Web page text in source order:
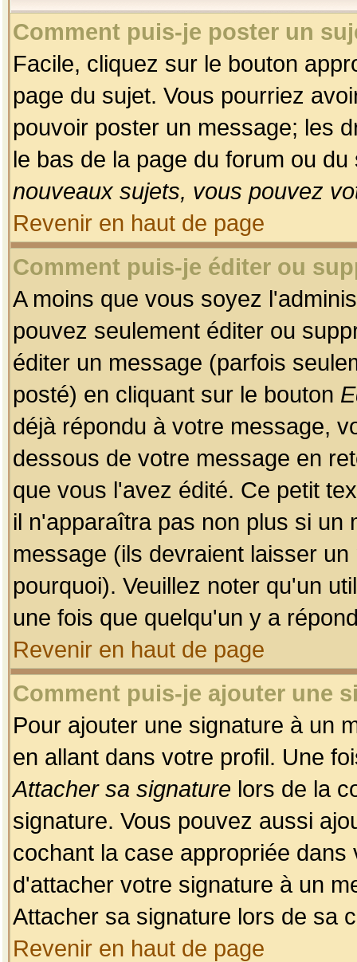
Comment puis-je poster un
Facile, cliquez sur le bouton
page du sujet. Vous pourriez
pouvoir poster un message; les
le bas de la page du forum ou
nouveaux sujets, vous pouvez
Revenir en haut de page
Comment puis-je éditer ou
A moins que vous soyez
pouvez seulement éditer ou
éditer un message (parfois
posté) en cliquant sur le bouton
déjà répondu à votre message,
dessous de votre message en
que vous l'avez édité. Ce petit
il n'apparaîtra pas non plus si un
message (ils devraient laisser
pourquoi). Veuillez noter qu'un
une fois que quelqu'un y a
Revenir en haut de page
Comment puis-je ajouter une
Pour ajouter une signature à un
en allant dans votre profil. Une
Attacher sa signature lors de la
signature. Vous pouvez aussi
cochant la case appropriée
d'attacher votre signature à un
Attacher sa signature lors de sa
Revenir en haut de page